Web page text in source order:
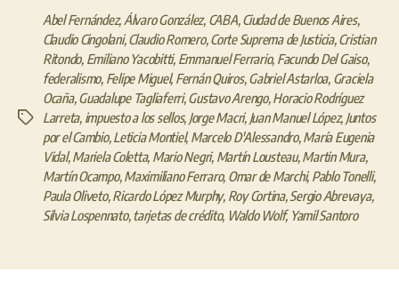
Etiquetas
Abel Fernández, Álvaro González, CABA, Ciudad de Buenos Aires,
Claudio Cingolani, Claudio Romero, Corte Suprema de Justicia, Cristian
Ritondo, Emiliano Yacobitti, Emmanuel Ferrario, Facundo Del Gaiso,
federalismo, Felipe Miguel,Fernán Quiros, Gabriel Astarloa, Graciela
Ocaña, Guadalupe Tagliaferri, Gustavo Arengo, Horacio Rodríguez
Larreta, impuesto a los sellos, Jorge Macri, Juan Manuel López, Juntos
por el Cambio, Leticia Montiel,Marcelo D'Alessandro, María Eugenia
Vidal,Mariela Coletta, Mario Negri, Martín Lousteau, Martin Mura,
Martín Ocampo, Maximiliano Ferraro, Omar de Marchi, Pablo Tonelli,
Paula Oliveto, Ricardo López Murphy, Roy Cortina, Sergio Abrevaya,
Silvia Lospennato, tarjetas de crédito, Waldo Wolf, Yamil Santoro